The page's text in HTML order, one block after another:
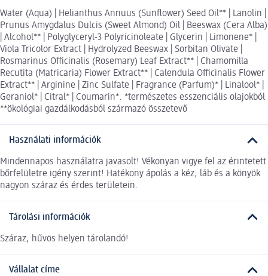
Water (Aqua) | Helianthus Annuus (Sunflower) Seed Oil** | Lanolin |
Prunus Amygdalus Dulcis (Sweet Almond) Oil | Beeswax (Cera Alba)
| Alcohol** | Polyglyceryl-3 Polyricinoleate | Glycerin | Limonene* |
Viola Tricolor Extract | Hydrolyzed Beeswax | Sorbitan Olivate |
Rosmarinus Officinalis (Rosemary) Leaf Extract** | Chamomilla
Recutita (Matricaria) Flower Extract** | Calendula Officinalis Flower
Extract** | Arginine | Zinc Sulfate | Fragrance (Parfum)* | Linalool* |
Geraniol* | Citral* | Coumarin*. *természetes esszenciális olajokból
**ökológiai gazdálkodásból származó összetevő
Használati információk
Mindennapos használatra javasolt! Vékonyan vigye fel az érintetett
bőrfelületre igény szerint! Hatékony ápolás a kéz, láb és a könyök
nagyon száraz és érdes területein.
Tárolási információk
Száraz, hűvös helyen tárolandó!
Vállalat címe